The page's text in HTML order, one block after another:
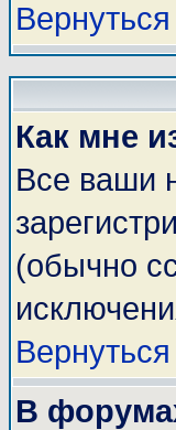
Как мне
Все ваши
(обычно
В